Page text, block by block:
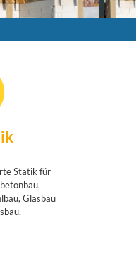
Statik für
Glasbau